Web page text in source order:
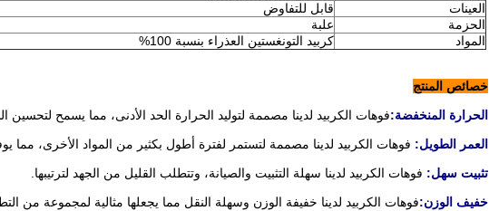
العينات
قابل للتفاوض
الحزمة
علبة
المواد
كربيد التونغستين العذراء بنسبة 100%
خصائص المنتج
الحرارة المنخفضة:فوهات الكربيد لدينا مصممة لتوليد الحرارة الحد الأدنى، مما يسمح لتحسين
العمر الطويل: فوهات الكربيد لدينا مصممة لتستمر لفترة أطول بكثير من المواد الأخرى، مما
تثبيت سهل: فوهات الكربيد لدينا سهلة التثبيت والصيانة، وتتطلب القليل من الجهد لترتيبها.
خفيف الوزن:فوهات الكربيد لدينا خفيفة الوزن وسهلة النقل مما يجعلها مثالية لمجموعة من